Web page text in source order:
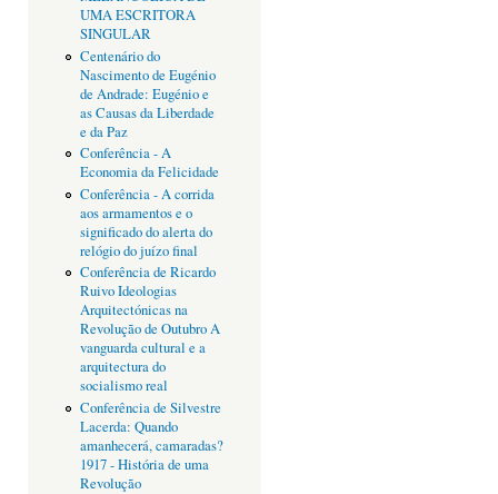
UMA ESCRITORA
SINGULAR
Centenário do
Nascimento de Eugénio
de Andrade: Eugénio e
as Causas da Liberdade
e da Paz
Conferência - A
Economia da Felicidade
Conferência - A corrida
aos armamentos e o
significado do alerta do
relógio do juízo final
Conferência de Ricardo
Ruivo Ideologias
Arquitectónicas na
Revolução de Outubro A
vanguarda cultural e a
arquitectura do
socialismo real
Conferência de Silvestre
Lacerda: Quando
amanhecerá, camaradas?
1917 - História de uma
Revolução